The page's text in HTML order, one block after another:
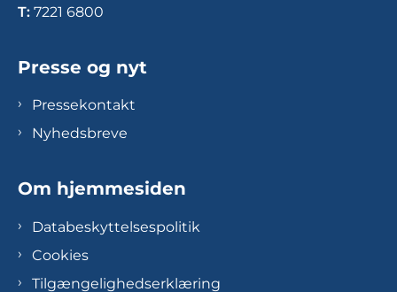
T: 7221 6800
Presse og nyt
Pressekontakt
Nyhedsbreve
Om hjemmesiden
Databeskyttelsespolitik
Cookies
Tilgængelighedserklæring